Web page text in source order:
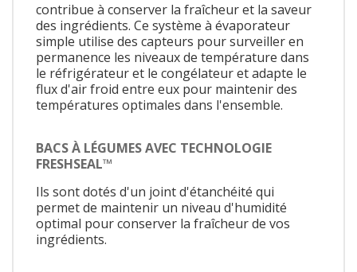
contribue à conserver la fraîcheur et la saveur
des ingrédients. Ce système à évaporateur
simple utilise des capteurs pour surveiller en
permanence les niveaux de température dans
le réfrigérateur et le congélateur et adapte le
flux d'air froid entre eux pour maintenir des
températures optimales dans l'ensemble.
BACS À LÉGUMES AVEC TECHNOLOGIE
FRESHSEAL™
Ils sont dotés d'un joint d'étanchéité qui
permet de maintenir un niveau d'humidité
optimal pour conserver la fraîcheur de vos
ingrédients.